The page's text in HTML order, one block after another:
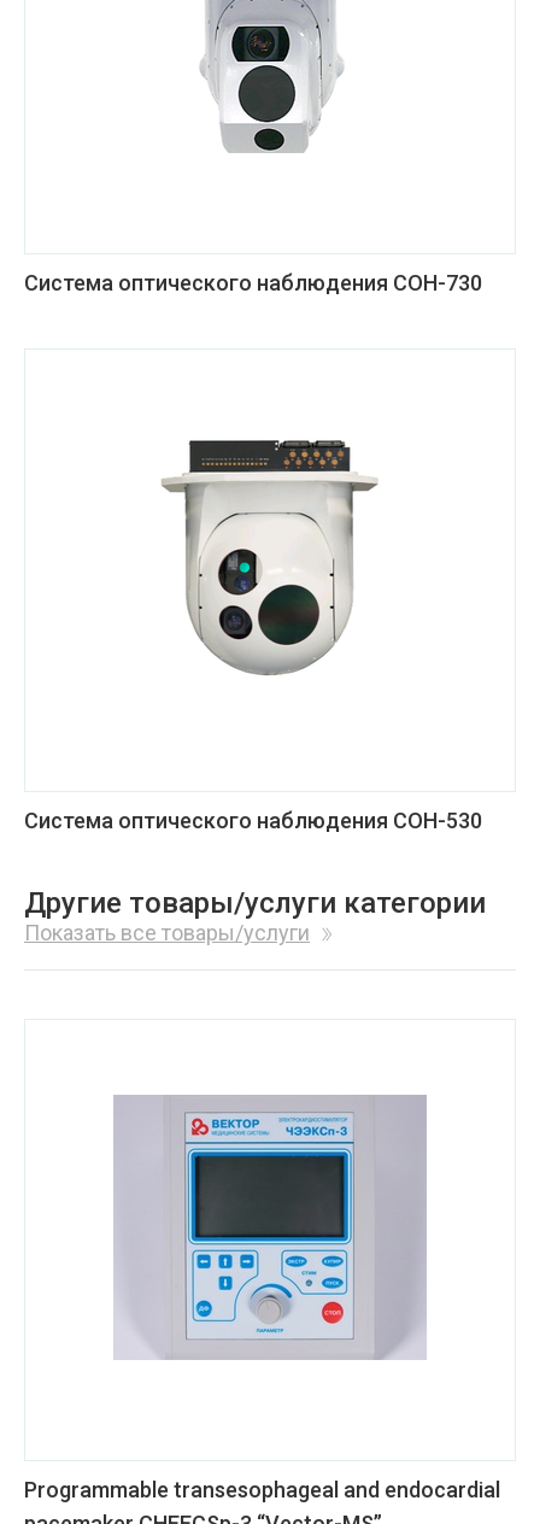
Система оптического наблюдения СОН-730
Система оптического наблюдения СОН-530
Другие товары/услуги категории
Показать все товары/услуги
Programmable transesophageal and endocardial